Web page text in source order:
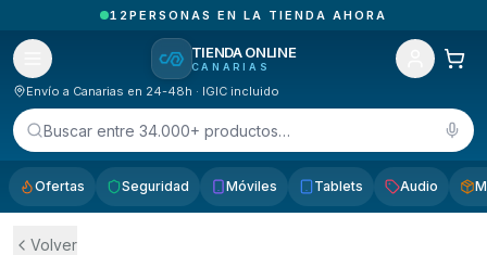
PEDIDOS ENTREGADOS HOY EN CANARIAS
TIENDA ONLINE
CANARIAS
Envío a Canarias en 24-48h · IGIC incluido
Buscar entre 34.000+ productos…
Ofertas Seguridad Móviles Tablets Audio
Volver